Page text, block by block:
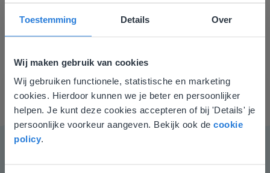
Toestemming Details Over
Wij maken gebruik van cookies
Wij gebruiken functionele, statistische en marketing
cookies. Hierdoor kunnen we je beter en persoonlijker
helpen. Je kunt deze cookies accepteren of bij 'Details' je
persoonlijke voorkeur aangeven. Bekijk ook de cookie
policy.
haast. Wij hebben tijd. Onze (technische) specialisten
zijn er wanneer je ze nodig hebt en onze tools volgen
het ritme van de leerkracht. We verlichten jouw
doel. Rustig aan maken we samen de Digisprong.
Deze website komt niet
overeen met je locatie
Gezien je locatie, denken we dat je misschien
liever naar de website voor English gaat. Hier